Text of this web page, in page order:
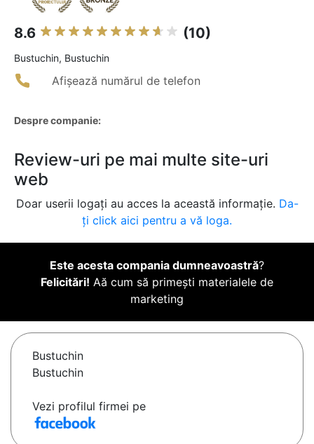
8.6 (10)
Bustuchin, Bustuchin
Afișează numărul de telefon
Despre companie:
Review-uri pe mai multe site-uri
web
Doar userii logați au acces la această informație. Da-
ți click aici pentru a vă loga.
Este acesta compania dumneavoastră?
Felicitări! Aă cum să primești materialele de
marketing
Bustuchin
Bustuchin
Vezi profilul firmei pe